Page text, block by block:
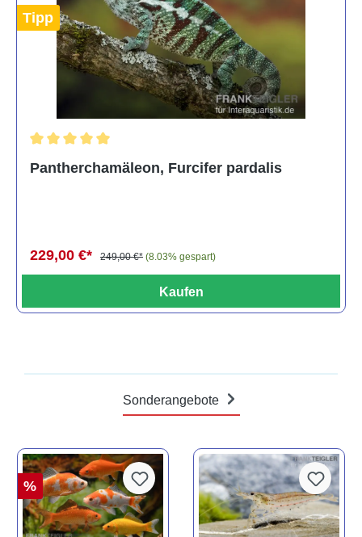
Tipp
Pantherchamäleon, Furcifer pardalis
229,00 €* 249,00 €* (8.03% gespart)
Kaufen
Sonderangebote
%